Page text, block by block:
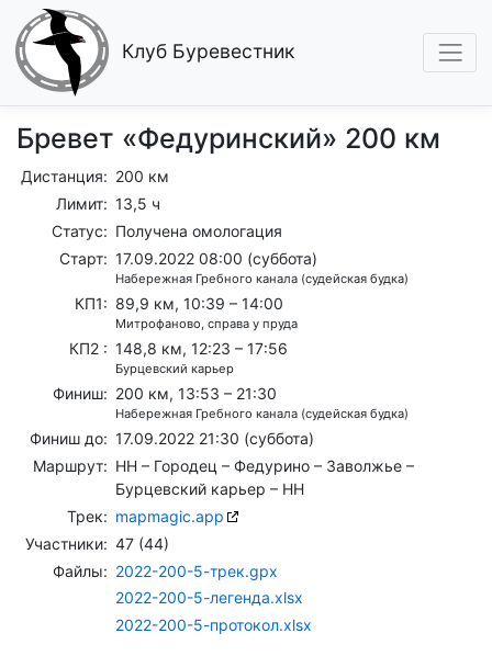
Клуб Буревестник
Бревет «Федуринский» 200 км
Дистанция: 200 км
Лимит: 13,5 ч
Статус: Получена омологация
Старт: 17.09.2022 08:00 (суббота)
Набережная Гребного канала (судейская будка)
КП1: 89,9 км, 10:39 – 14:00
Митрофаново, справа у пруда
КП2 : 148,8 км, 12:23 – 17:56
Бурцевский карьер
Финиш: 200 км, 13:53 – 21:30
Набережная Гребного канала (судейская будка)
Финиш до: 17.09.2022 21:30 (суббота)
Маршрут: НН – Городец – Федурино – Заволжье –
Бурцевский карьер – НН
Трек: mapmagic.app
Участники: 47 (44)
Файлы: 2022-200-5-трек.gpx
2022-200-5-легенда.xlsx
2022-200-5-протокол.xlsx